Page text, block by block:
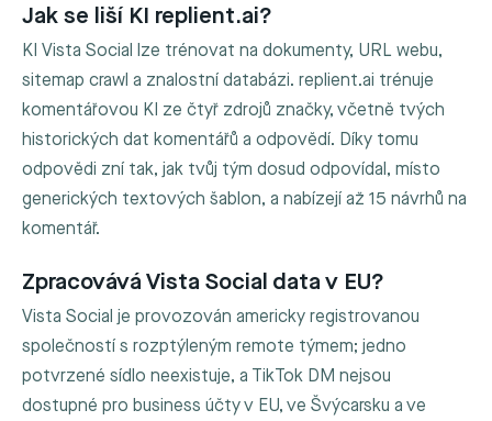
Jak se liší KI replient.ai?
KI Vista Social lze trénovat na dokumenty, URL webu,
sitemap crawl a znalostní databázi. replient.ai trénuje
komentářovou KI ze čtyř zdrojů značky, včetně tvých
historických dat komentářů a odpovědí. Díky tomu
odpovědi zní tak, jak tvůj tým dosud odpovídal, místo
generických textových šablon, a nabízejí až 15 návrhů na
komentář.
Zpracovává Vista Social data v EU?
Vista Social je provozován americky registrovanou
společností s rozptýleným remote týmem; jedno
potvrzené sídlo neexistuje, a TikTok DM nejsou
dostupné pro business účty v EU, ve Švýcarsku a ve